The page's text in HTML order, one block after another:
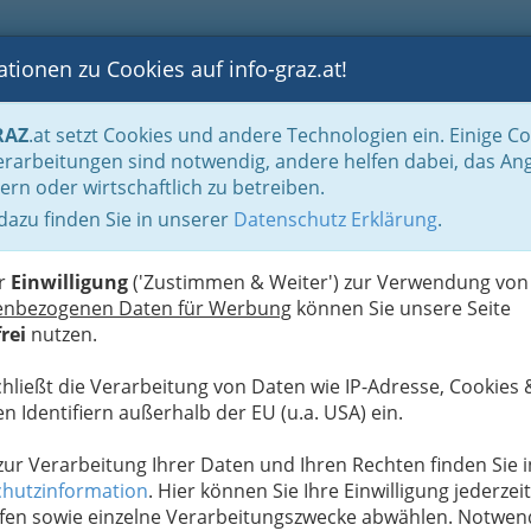
BLOGS FOTOS GASTRONOMIE BRANCHEN
zu Cookies auf info-graz.at!
.at setzt Cookies und andere Technologien ein. Einige
sind notwendig, andere helfen dabei, das
oder wirtschaftlich zu betreiben.
finden Sie in unserer Datenschutz Erklärung.
Einwilligung('Zustimmen & Weiter') zur Verwendung von
Daten für Werbung können Sie unsere Seite
nutzen.
die Verarbeitung von Daten wie IP-Adresse, Cookies
Identifiern außerhalb der EU (u.a. USA) ein.
Verarbeitung Ihrer Daten und Ihren Rechten finden Sie
. Hier können Sie Ihre Einwilligung jederzeit
sowie einzelne Verarbeitungszwecke abwählen.
- weltweit führendes
Entwicklung der